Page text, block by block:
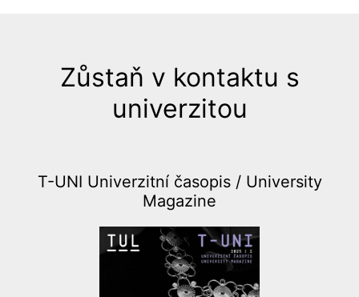
Zůstaň v kontaktu s
univerzitou
T-UNI Univerzitní časopis / University
Magazine